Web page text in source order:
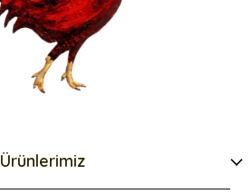
Ürünlerimiz